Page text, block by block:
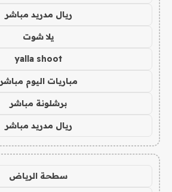
ريال مدريد مباشر
يلا شوت
yalla shoot
مباريات اليوم مباشر
برشلونة مباشر
ريال مدريد مباشر
سطحة الرياض